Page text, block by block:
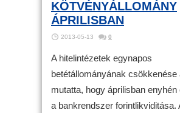
KÖTVÉNYÁLLOMÁNY
ÁPRILISBAN
2013-05-13 0
A hitelintézetek egynapos
betétállományának csökkenése
mutatta, hogy áprilisban
a bankrendszer forintlikviditása.